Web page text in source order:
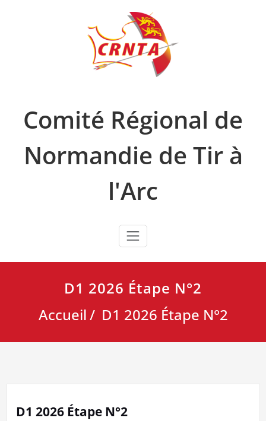
Comité Régional de
Normandie de Tir à
l'Arc
D1 2026 Étape N°2
Accueil
D1 2026 Étape N°2
D1 2026 Étape N°2